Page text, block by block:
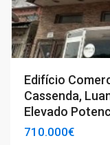
Edifício
Cassenda,
Elevado
710.000€